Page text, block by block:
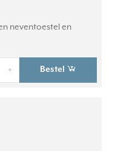
neventoestel en
+ Bestel